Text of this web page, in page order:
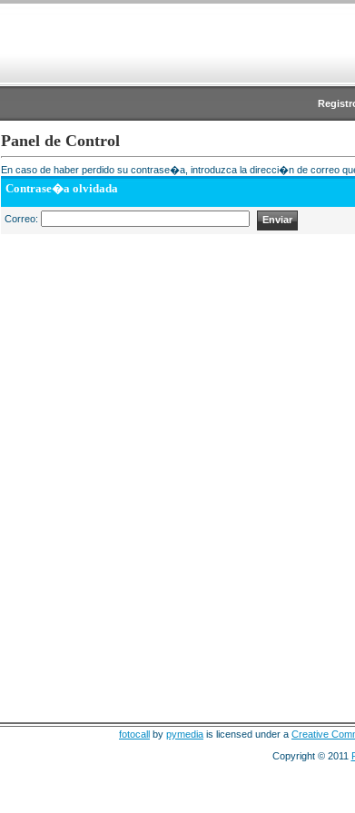
Panel de Control
En caso de haber perdido su contrase�a, introduzca la direcci�n de correo
Contrase�a olvidada
Correo:
fotocall by pymedia is licensed under a Creative
Copyright © 2011